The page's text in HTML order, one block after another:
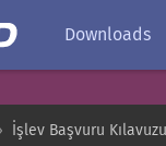
Downloads
İşlev Başvuru Kılavuzu